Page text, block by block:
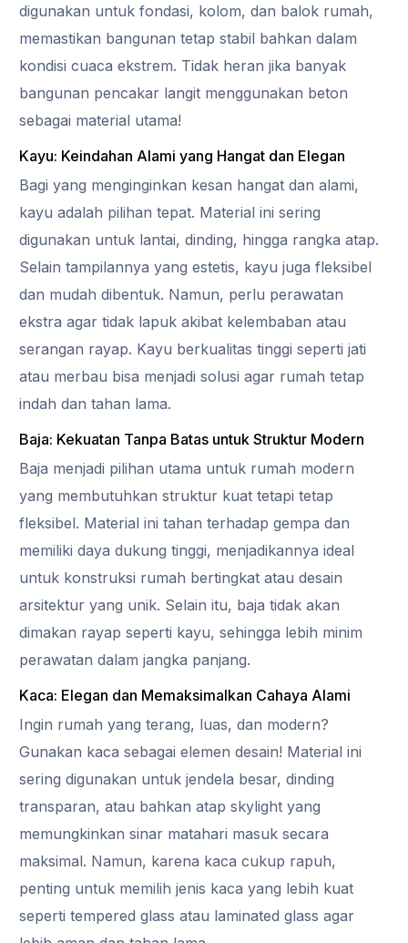
digunakan untuk fondasi, kolom, dan balok rumah,
memastikan bangunan tetap stabil bahkan dalam
kondisi cuaca ekstrem. Tidak heran jika banyak
bangunan pencakar langit menggunakan beton
sebagai material utama!
Kayu: Keindahan Alami yang Hangat dan Elegan
Bagi yang menginginkan kesan hangat dan alami,
kayu adalah pilihan tepat. Material ini sering
digunakan untuk lantai, dinding, hingga rangka atap.
Selain tampilannya yang estetis, kayu juga fleksibel
dan mudah dibentuk. Namun, perlu perawatan
ekstra agar tidak lapuk akibat kelembaban atau
serangan rayap. Kayu berkualitas tinggi seperti jati
atau merbau bisa menjadi solusi agar rumah tetap
indah dan tahan lama.
Baja: Kekuatan Tanpa Batas untuk Struktur Modern
Baja menjadi pilihan utama untuk rumah modern
yang membutuhkan struktur kuat tetapi tetap
fleksibel. Material ini tahan terhadap gempa dan
memiliki daya dukung tinggi, menjadikannya ideal
untuk konstruksi rumah bertingkat atau desain
arsitektur yang unik. Selain itu, baja tidak akan
dimakan rayap seperti kayu, sehingga lebih minim
perawatan dalam jangka panjang.
Kaca: Elegan dan Memaksimalkan Cahaya Alami
Ingin rumah yang terang, luas, dan modern?
Gunakan kaca sebagai elemen desain! Material ini
sering digunakan untuk jendela besar, dinding
transparan, atau bahkan atap skylight yang
memungkinkan sinar matahari masuk secara
maksimal. Namun, karena kaca cukup rapuh,
penting untuk memilih jenis kaca yang lebih kuat
seperti tempered glass atau laminated glass agar